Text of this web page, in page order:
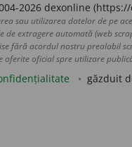
2026 dexonline
sau utilizarea datelor de pe
de extragere automată (web
fără acordul nostru prealabil
oferite oficial spre utilizare
găzduit